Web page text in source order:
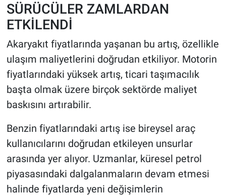
SÜRÜCÜLER ZAMLARDAN
ETKİLENDİ
Akaryakıt fiyatlarında yaşanan bu artış, özellikle
ulaşım maliyetlerini doğrudan etkiliyor. Motorin
fiyatlarındaki yüksek artış, ticari taşımacılık
başta olmak üzere birçok sektörde maliyet
baskısını artırabilir.
Benzin fiyatlarındaki artış ise bireysel araç
kullanıcılarını doğrudan etkileyen unsurlar
arasında yer alıyor. Uzmanlar, küresel petrol
piyasasındaki dalgalanmaların devam etmesi
halinde fiyatlarda yeni değişimlerin